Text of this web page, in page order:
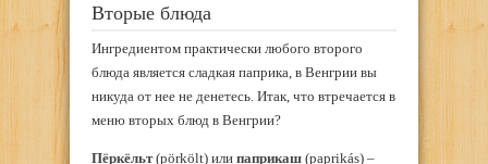
Вторые блюда
Ингредиентом практически любого второго
блюда является сладкая паприка, в Венгрии вы
никуда от нее не денетесь. Итак, что втречается в
меню вторых блюд в Венгрии?
Пёркёльт(pörkölt) или паприкаш (paprikás) –